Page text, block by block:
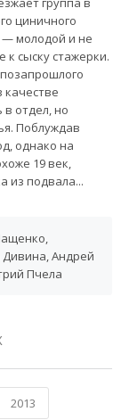
циничного
— молодой и не
сыску стажерки.
отдел, но
Поблуждав
однако на
19 век,
из подвала...
Андрей
Пчела
2013